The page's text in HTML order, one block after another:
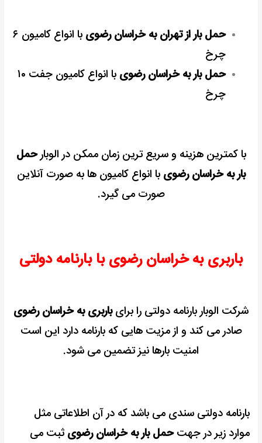
حمل بار از تهران به خراسان رضوی
با انواع کامیون ۶
چرخ
حمل بار به خراسان رضوی
با انواع کامیون جفت ۱۰
چرخ
با کمترین هزینه و سریع ترین زمان ممکن در الوبارحمل
بار به خراسان رضوی با انواع کامیون ها به صورت آنلاین
صورت می گیرد.
باربری به خراسان رضوی با بارنامه دولتی
شرکت الوبار بارنامه دولتی را برایباربری به خراسان رضوی
صادر می کند و از مزیت هایی که بارنامه دارد این است
امنیت بارها نیز تضمین می شود.
بارنامه دولتی سندی می باشد که در آن اطلاعاتی مثل
موارد زیر در جهتحمل بار به خراسان رضویثبت می